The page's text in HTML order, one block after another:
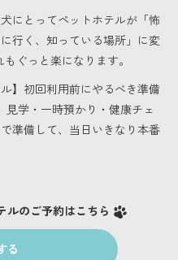
にとってペットホテルが「怖
行く、知っている場所」に変
ぐっと楽になります。
】初回利用前にやるべき準備
見学・一時預かり・健康チェ
準備して、当日いきなり本番
ルのご予約はこちら
る